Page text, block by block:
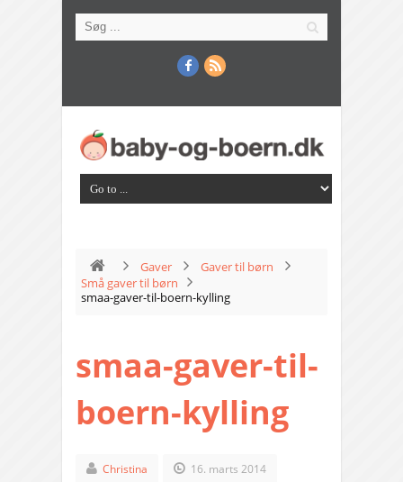
Gaver
Gaver til børn
Små gaver til børn
smaa-gaver-til-boern-kylling
smaa-gaver-til-
boern-kylling
Christina 16. marts 2014